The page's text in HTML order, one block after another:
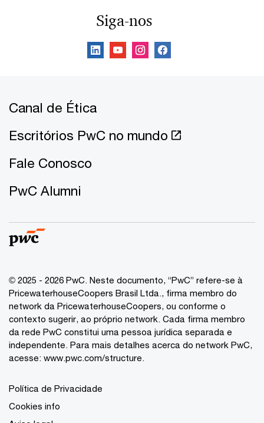
Siga-nos
Canal de Ética
Escritórios PwC no mundo
Fale Conosco
PwC Alumni
© 2025 - 2026 PwC. Neste documento, “PwC” refere-se à
PricewaterhouseCoopers Brasil Ltda., firma membro do
network da PricewaterhouseCoopers, ou conforme o
contexto sugerir, ao próprio network. Cada firma membro
da rede PwC constitui uma pessoa jurídica separada e
independente. Para mais detalhes acerca do network PwC,
acesse: www.pwc.com/structure.
Política de Privacidade
Cookies info